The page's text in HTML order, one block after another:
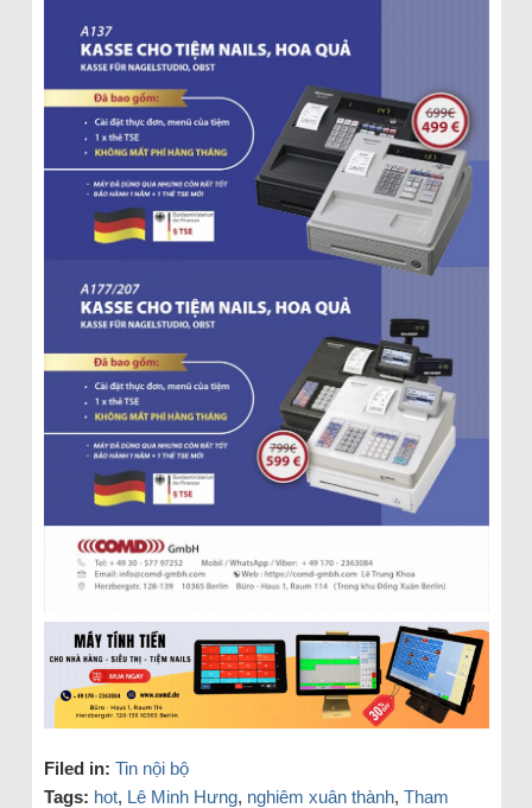
Filed in: Tin nội bộ
Tags: hot, Lê Minh Hưng, nghiêm xuân thành, Tham